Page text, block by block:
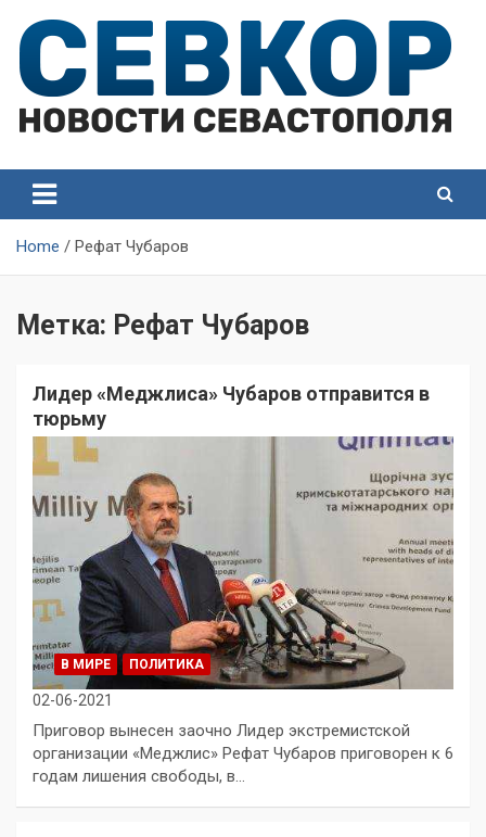
content
Севастополя
Севастополя
Home Рефат Чубаров
Метка: Рефат Чубаров
Лидер «Меджлиса» Чубаров отправится в
тюрьму
В МИРЕ ПОЛИТИКА
02-06-2021
Приговор вынесен заочно Лидер экстремистской
организации «Меджлис» Рефат Чубаров приговорен к 6
годам лишения свободы, в…